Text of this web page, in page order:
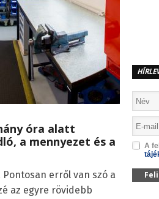
óra alatt
a mennyezet és a
erről van szó a
az egyre rövidebb
A